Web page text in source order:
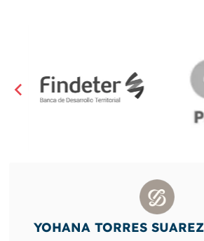
YOHANA TORRES SUAREZ